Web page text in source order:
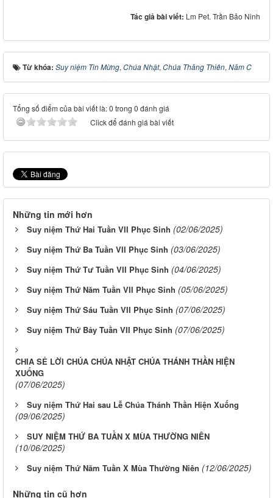
Tác giả bài viết: Lm Pet. Trần Bảo Ninh
Từ khóa: Suy niệm Tin Mừng, Chúa Nhật, Chúa Thăng Thiên, Năm C
Tổng số điểm của bài viết là: 0 trong 0 đánh giá
Click để đánh giá bài viết
Những tin mới hơn
Suy niệm Thứ Hai Tuần VII Phục Sinh (02/06/2025)
Suy niệm Thứ Ba Tuần VII Phục Sinh (03/06/2025)
Suy niệm Thứ Tư Tuần VII Phục Sinh (04/06/2025)
Suy niệm Thứ Năm Tuần VII Phục Sinh (05/06/2025)
Suy niệm Thứ Sáu Tuần VII Phục Sinh (07/06/2025)
Suy niệm Thứ Bảy Tuần VII Phục Sinh (07/06/2025)
CHIA SẺ LỜI CHÚA CHÚA NHẬT CHÚA THÁNH THẦN HIỆN
XUỐNG
(07/06/2025)
Suy niệm Thứ Hai sau Lễ Chúa Thánh Thần Hiện Xuống
(09/06/2025)
SUY NIỆM THỨ BA TUẦN X MÙA THƯỜNG NIÊN
(10/06/2025)
Suy niệm Thứ Năm Tuần X Mùa Thường Niên (12/06/2025)
Những tin cũ hơn